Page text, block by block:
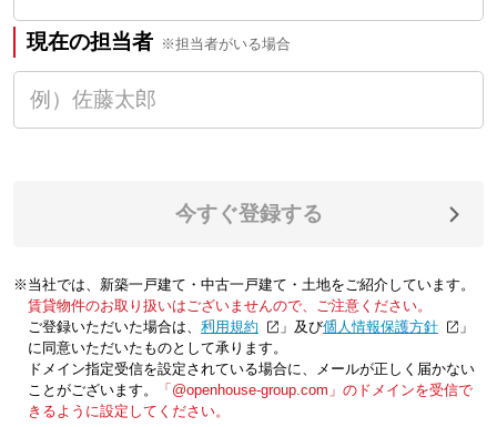
現在の担当者 ※担当者がいる場合
今すぐ登録する
※当社では、新築一戸建て・中古一戸建て・土地をご紹介しています。
賃貸物件のお取り扱いはございませんので、ご注意ください。
ご登録いただいた場合は、「利用規約 」及び「個人情報保護方針
」
に同意いただいたものとして承ります。
ドメイン指定受信を設定されている場合に、メールが正しく届かない
ことがございます。
「@openhouse-group.com」のドメインを受信で
きるように設定してください。